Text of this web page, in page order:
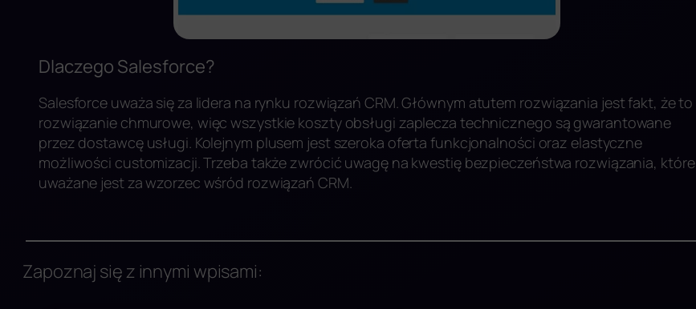
Dlaczego Salesforce?
Salesforce uważa się za lidera na rynku rozwiązań CRM. Głównym atutem rozwiązania jest fakt, że to
rozwiązanie chmurowe, więc wszystkie koszty obsługi zaplecza technicznego są gwarantowane
przez dostawcę usługi. Kolejnym plusem jest szeroka oferta funkcjonalności oraz elastyczne
możliwości customizacji. Trzeba także zwrócić uwagę na kwestię bezpieczeństwa rozwiązania, które
uważane jest za wzorzec wśród rozwiązań CRM.
Zapoznaj się z innymi wpisami: